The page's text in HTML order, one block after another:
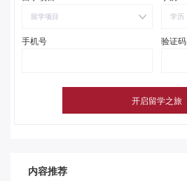
留学项目 学历
手机号 验证码
内容推荐